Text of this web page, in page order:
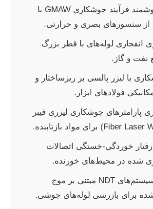
پایش هوشمند فرآیند جوشکاری GMAW با
از سنسورهای بصری و حرارتی.
انفجاری لوله‌های با قطر بزرگ
نفت و گاز.
با لیزر پالسی بر ریزساختار و
فولادهای ابزار.
پارامترهای جوشکاری لیزری فیبر
رفتار خوردگی-خستگی اتصالات
شده در محیط‌های خورنده.
توسعه سیستم‌های NDT مبتنی بر موج
برای بازرسی لوله‌های جوشی.